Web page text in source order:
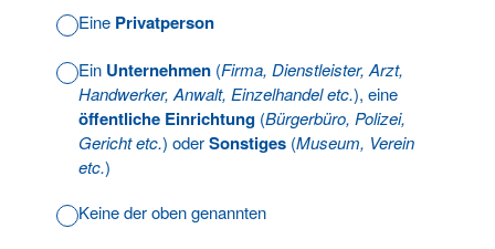
Eine Privatperson
Ein Unternehmen (Firma, Dienstleister, Arzt,
Handwerker, Anwalt, Einzelhandel etc.), eine
öffentliche Einrichtung (Bürgerbüro, Polizei,
Gericht etc.) oderSonstiges (Museum, Verein
etc.)
Keine der oben genannten